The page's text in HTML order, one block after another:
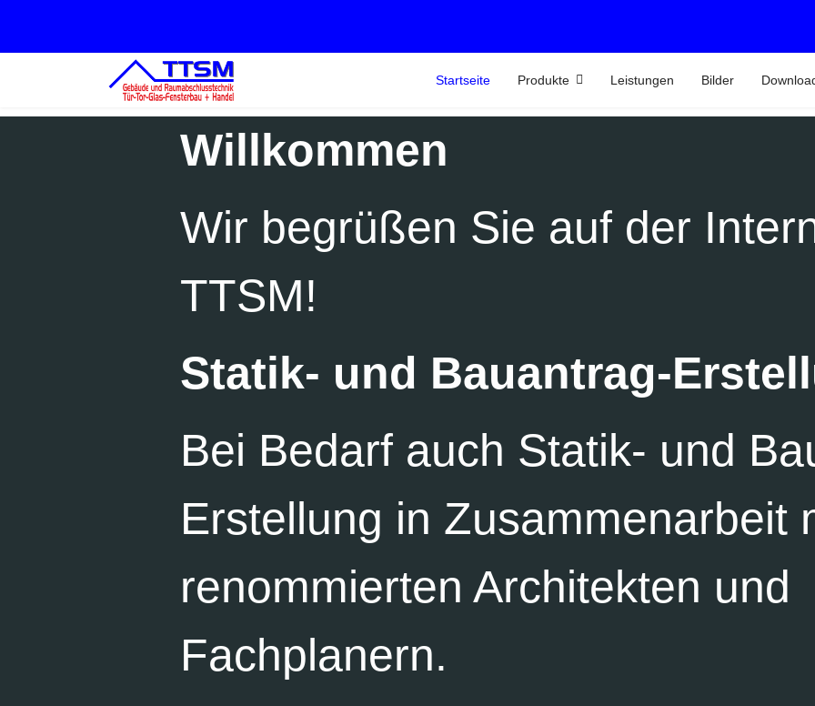
Startseite Produkte Leistungen Bilder
Willkommen
Wir begrüßen Sie auf der
TTSM!
Statik- und Bauantrag-
Bei Bedarf auch Statik- und
Erstellung in Zusammenarbeit
renommierten Architekten und
Fachplanern.